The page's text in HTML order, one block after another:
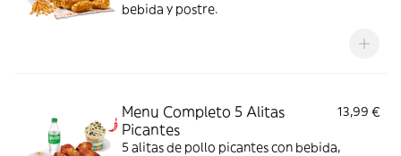
bebida y postre.
Menu Completo 5 Alitas
Picantes
13,99 €
5 alitas de pollo picantes con bebida,